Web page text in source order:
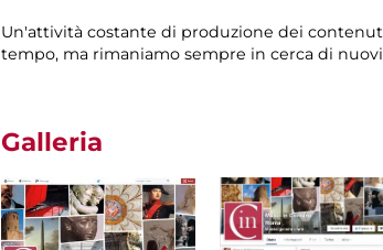
Un'attività costante di produzione dei
tempo, ma rimaniamo sempre in cerca di
Galleria